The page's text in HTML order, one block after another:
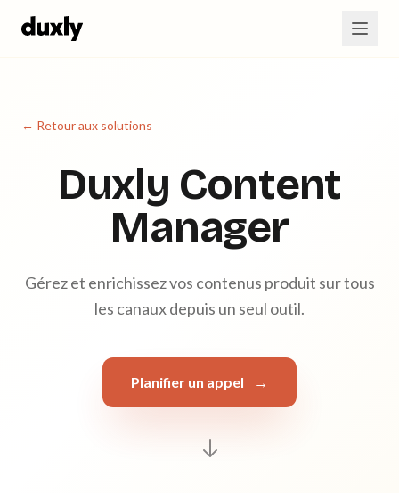
← Retour aux solutions
Duxly Content
Manager
Gérez et enrichissez vos contenus produit sur tous
les canaux depuis un seul outil.
Planifier un appel →